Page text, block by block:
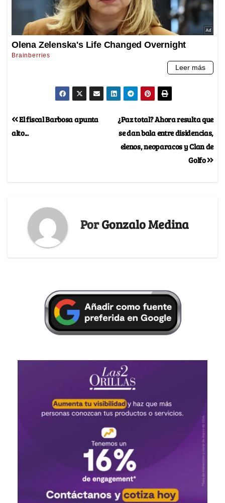
¿Paz total? Ahora resulta que
se dan bala entre disidencias,
elenos, neoparacos y Clan de
Golfo
El fiscal Barbosa apunta
alto...
PorGonzalo Medina